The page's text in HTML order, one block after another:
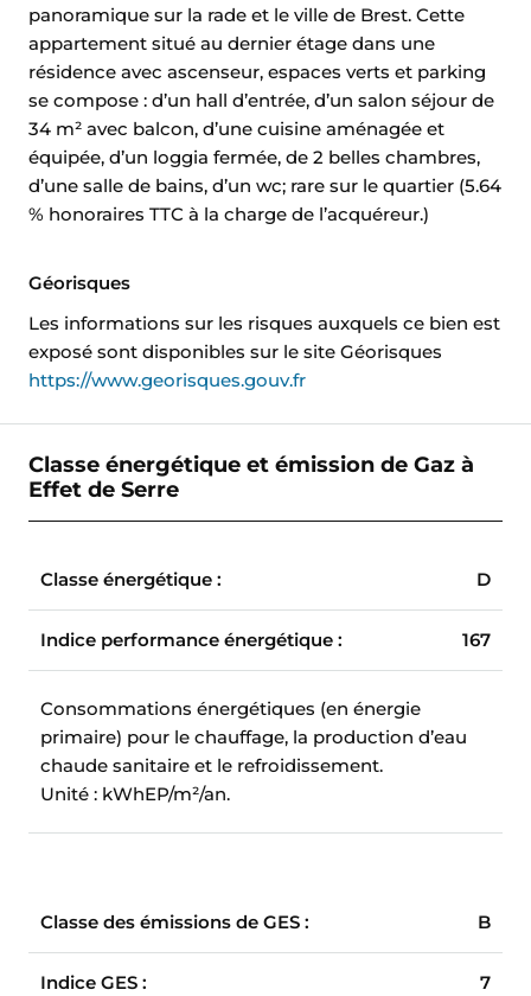
panoramique sur la rade et le ville de Brest. Cette
appartement situé au dernier étage dans une
résidence avec ascenseur, espaces verts et parking
se compose : d’un hall d’entrée, d’un salon séjour de
34 m² avec balcon, d’une cuisine aménagée et
équipée, d’un loggia fermée, de 2 belles chambres,
d’une salle de bains, d’un wc; rare sur le quartier (5.64
% honoraires TTC à la charge de l’acquéreur.)
Géorisques
Les informations sur les risques auxquels ce bien est
exposé sont disponibles sur le site Géorisques
https://www.georisques.gouv.fr
Classe énergétique et émission de Gaz à
Effet de Serre
Classe énergétique : D
Indice performance énergétique : 167
Consommations énergétiques (en énergie
primaire) pour le chauffage, la production d’eau
chaude sanitaire et le refroidissement.
Unité : kWhEP/m²/an.
Classe des émissions de GES : B
Indice GES : 7